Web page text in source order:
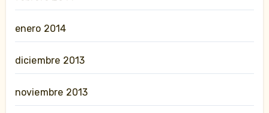
enero 2014
diciembre 2013
noviembre 2013